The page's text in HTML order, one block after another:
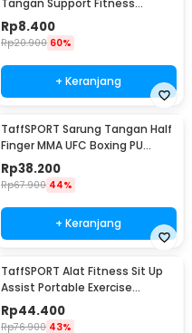
Tangan Support Fitness
Olahraga - 1526
Rp8.400
Rp20.900 60%
+ Keranjang
TaffSPORT Sarung Tangan Half
Finger MMA UFC Boxing PU
Leather Gloves - FE-BO0027
Rp38.200
Rp67.900 44%
+ Keranjang
TaffSPORT Alat Fitness Sit Up
Assist Portable Exercise
Equipment - CM001
Rp44.400
Rp76.900 43%